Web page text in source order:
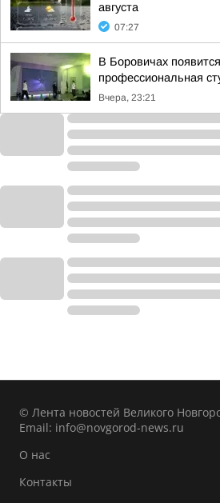
августа
07:27
В Боровичах
профессиональная
Вчера, 23:21
© Лента новостей Великого
Email: info@novgorod-news.ru
О нас
Контакты